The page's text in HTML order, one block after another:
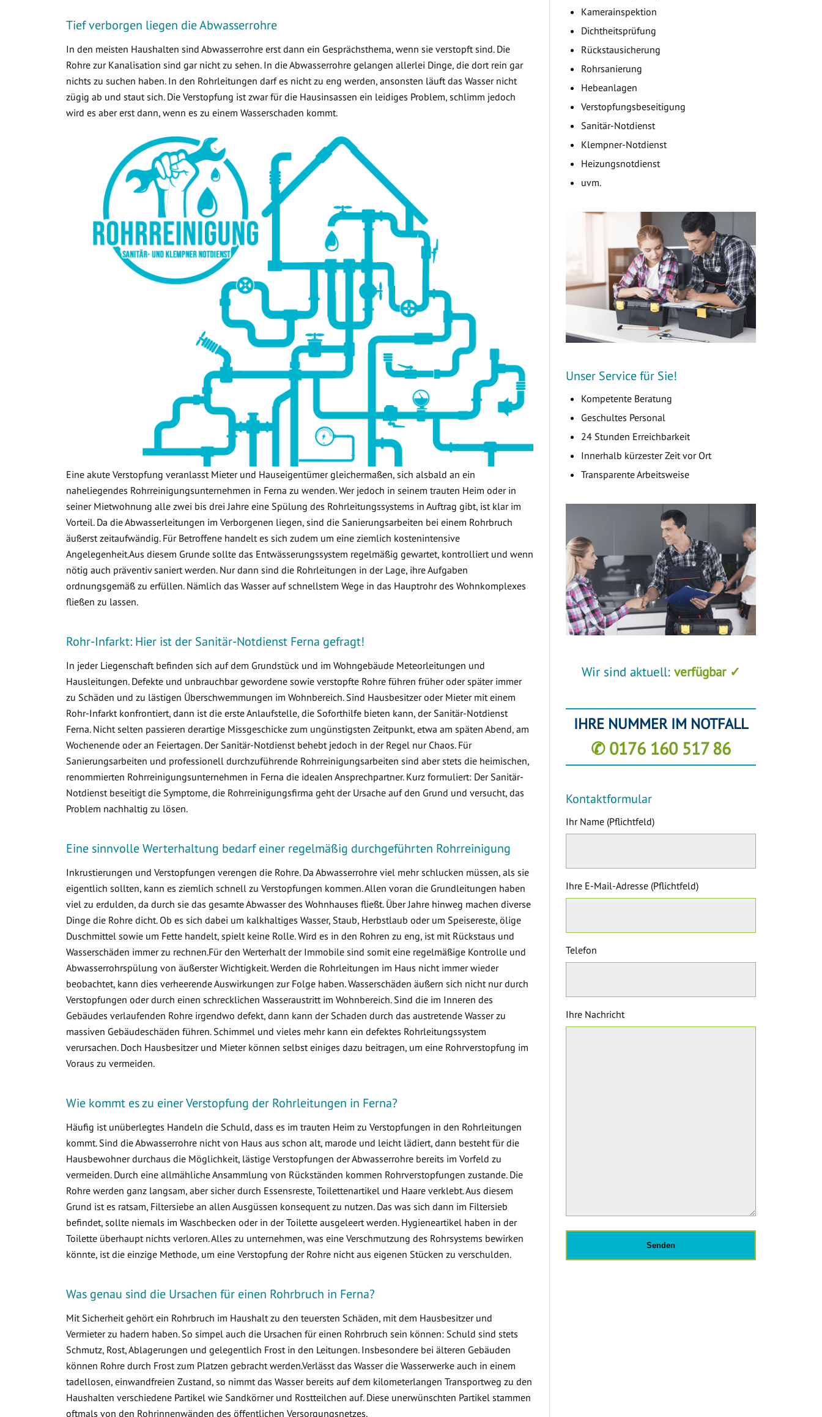
Tief verborgen liegen die Abwasserrohre
In den meisten Haushalten sind Abwasserrohre erst dann ein Gesprächsthema, wenn sie verstopft sind. Die
Rohre zur Kanalisation sind gar nicht zu sehen. In die Abwasserrohre gelangen allerlei Dinge, die dort rein gar
nichts zu suchen haben. In den Rohrleitungen darf es nicht zu eng werden, ansonsten läuft das Wasser nicht
zügig ab und staut sich. Die Verstopfung ist zwar für die Hausinsassen ein leidiges Problem, schlimm jedoch
wird es aber erst dann, wenn es zu einem Wasserschaden kommt.
Eine akute Verstopfung veranlasst Mieter und Hauseigentümer gleichermaßen, sich alsbald an ein
naheliegendes Rohrreinigungsunternehmen in Ferna zu wenden. Wer jedoch in seinem trauten Heim oder in
seiner Mietwohnung alle zwei bis drei Jahre eine Spülung des Rohrleitungssystems in Auftrag gibt, ist klar im
Vorteil. Da die Abwasserleitungen im Verborgenen liegen, sind die Sanierungsarbeiten bei einem Rohrbruch
äußerst zeitaufwändig. Für Betroffene handelt es sich zudem um eine ziemlich kostenintensive
Angelegenheit.Aus diesem Grunde sollte das Entwässerungssystem regelmäßig gewartet, kontrolliert und wenn
nötig auch präventiv saniert werden. Nur dann sind die Rohrleitungen in der Lage, ihre Aufgaben
ordnungsgemäß zu erfüllen. Nämlich das Wasser auf schnellstem Wege in das Hauptrohr des Wohnkomplexes
fließen zu lassen.
Rohr-Infarkt: Hier ist der Sanitär-Notdienst Ferna gefragt!
In jeder Liegenschaft befinden sich auf dem Grundstück und im Wohngebäude Meteorleitungen und
Hausleitungen. Defekte und unbrauchbar gewordene sowie verstopfte Rohre führen früher oder später immer
zu Schäden und zu lästigen Überschwemmungen im Wohnbereich. Sind Hausbesitzer oder Mieter mit einem
Rohr-Infarkt konfrontiert, dann ist die erste Anlaufstelle, die Soforthilfe bieten kann, der Sanitär-Notdienst
Ferna. Nicht selten passieren derartige Missgeschicke zum ungünstigsten Zeitpunkt, etwa am späten Abend, am
Wochenende oder an Feiertagen. Der Sanitär-Notdienst behebt jedoch in der Regel nur Chaos. Für
Sanierungsarbeiten und professionell durchzuführende Rohrreinigungsarbeiten sind aber stets die heimischen,
renommierten Rohrreinigungsunternehmen in Ferna die idealen Ansprechpartner. Kurz formuliert: Der Sanitär-
Notdienst beseitigt die Symptome, die Rohrreinigungsfirma geht der Ursache auf den Grund und versucht, das
Problem nachhaltig zu lösen.
Eine sinnvolle Werterhaltung bedarf einer regelmäßig durchgeführten Rohrreinigung
Inkrustierungen und Verstopfungen verengen die Rohre. Da Abwasserrohre viel mehr schlucken müssen, als sie
eigentlich sollten, kann es ziemlich schnell zu Verstopfungen kommen. Allen voran die Grundleitungen haben
viel zu erdulden, da durch sie das gesamte Abwasser des Wohnhauses fließt. Über Jahre hinweg machen diverse
Dinge die Rohre dicht. Ob es sich dabei um kalkhaltiges Wasser, Staub, Herbstlaub oder um Speisereste, ölige
Duschmittel sowie um Fette handelt, spielt keine Rolle. Wird es in den Rohren zu eng, ist mit Rückstaus und
Wasserschäden immer zu rechnen.Für den Werterhalt der Immobile sind somit eine regelmäßige Kontrolle und
Abwasserrohrspülung von äußerster Wichtigkeit. Werden die Rohrleitungen im Haus nicht immer wieder
beobachtet, kann dies verheerende Auswirkungen zur Folge haben. Wasserschäden äußern sich nicht nur durch
Verstopfungen oder durch einen schrecklichen Wasseraustritt im Wohnbereich. Sind die im Inneren des
Gebäudes verlaufenden Rohre irgendwo defekt, dann kann der Schaden durch das austretende Wasser zu
massiven Gebäudeschäden führen. Schimmel und vieles mehr kann ein defektes Rohrleitungssystem
verursachen. Doch Hausbesitzer und Mieter können selbst einiges dazu beitragen, um eine Rohrverstopfung im
Voraus zu vermeiden.
Wie kommt es zu einer Verstopfung der Rohrleitungen in Ferna?
Häufig ist unüberlegtes Handeln die Schuld, dass es im trauten Heim zu Verstopfungen in den Rohrleitungen
kommt. Sind die Abwasserrohre nicht von Haus aus schon alt, marode und leicht lädiert, dann besteht für die
Hausbewohner durchaus die Möglichkeit, lästige Verstopfungen der Abwasserrohre bereits im Vorfeld zu
vermeiden. Durch eine allmähliche Ansammlung von Rückständen kommen Rohrverstopfungen zustande. Die
Rohre werden ganz langsam, aber sicher durch Essensreste, Toilettenartikel und Haare verklebt. Aus diesem
Grund ist es ratsam, Filtersiebe an allen Ausgüssen konsequent zu nutzen. Das was sich dann im Filtersieb
befindet, sollte niemals im Waschbecken oder in der Toilette ausgeleert werden. Hygieneartikel haben in der
Toilette überhaupt nichts verloren. Alles zu unternehmen, was eine Verschmutzung des Rohrsystems bewirken
könnte, ist die einzige Methode, um eine Verstopfung der Rohre nicht aus eigenen Stücken zu verschulden.
Was genau sind die Ursachen für einen Rohrbruch in Ferna?
Mit Sicherheit gehört ein Rohrbruch im Haushalt zu den teuersten Schäden, mit dem Hausbesitzer und
Vermieter zu hadern haben. So simpel auch die Ursachen für einen Rohrbruch sein können: Schuld sind stets
Schmutz, Rost, Ablagerungen und gelegentlich Frost in den Leitungen. Insbesondere bei älteren Gebäuden
können Rohre durch Frost zum Platzen gebracht werden.Verlässt das Wasser die Wasserwerke auch in einem
tadellosen, einwandfreien Zustand, so nimmt das Wasser bereits auf dem kilometerlangen Transportweg zu den
Haushalten verschiedene Partikel wie Sandkörner und Rostteilchen auf. Diese unerwünschten Partikel stammen
oftmals von den Rohrinnenwänden des öffentlichen Versorgungsnetzes.
Kamerainspektion
Dichtheitsprüfung
Rückstausicherung
Rohrsanierung
Hebeanlagen
Verstopfungsbeseitigung
Sanitär-Notdienst
Klempner-Notdienst
Heizungsnotdienst
uvm.
Unser Service für Sie!
Kompetente Beratung
Geschultes Personal
24 Stunden Erreichbarkeit
Innerhalb kürzester Zeit vor Ort
Transparente Arbeitsweise
Wir sind aktuell: verfügbar ✓
IHRE NUMMER IM NOTFALL
✆ 0176 160 517 86
Kontaktformular
Ihr Name (Pflichtfeld)
Ihre E-Mail-Adresse (Pflichtfeld)
Telefon
Ihre Nachricht